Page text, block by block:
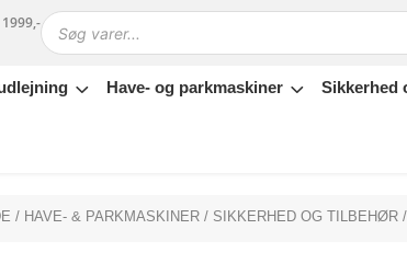
Have- og parkmaskiner Sikkerhed
/ HAVE- & PARKMASKINER / SIKKERHED OG TILBEHØR /